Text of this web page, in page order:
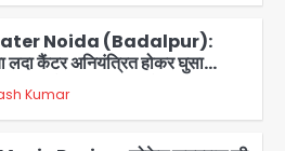
Noida (Badalpur):
लदा कैंटर अनियंत्रित होकर घुसा
दुकान में , ड्राइवर की मौत
Kumar